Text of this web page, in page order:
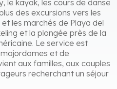
le kayak, les cours de danse
des excursions vers les
les marchés de Playa del
et la plongée près de la
Le service est
et de
aux familles, aux couples
recherchant un séjour